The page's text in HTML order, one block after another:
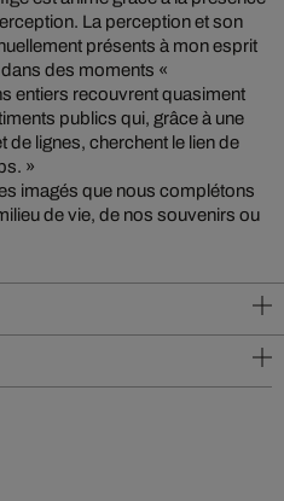
La perception et son
présents à mon esprit
des moments «
entiers recouvrent quasiment
publics qui, grâce à une
de lignes, cherchent le lien de
»
imagés que nous complétons
de vie, de nos souvenirs ou